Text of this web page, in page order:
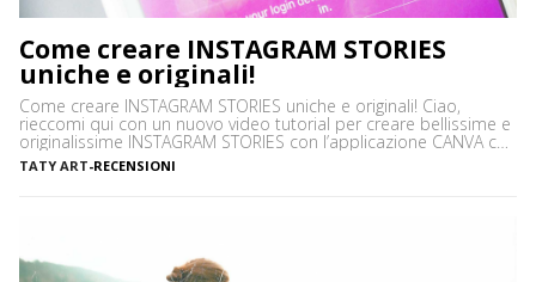
Come creare INSTAGRAM STORIES
uniche e originali!
Come creare INSTAGRAM STORIES uniche e originali! Ciao,
rieccomi qui con un nuovo video tutorial per creare bellissime e
originalissime INSTAGRAM STORIES con l’applicazione CANVA che
potete trovare sia per Android che per apple. Questa
applicazione vi fornisce tantissimi modelli modificabili inserendo
TATY ART-RECENSIONI